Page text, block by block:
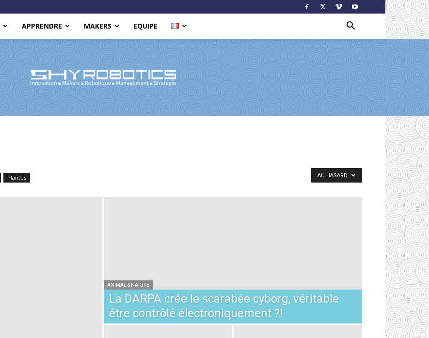
APPRENDRE MAKERS EQUIPE
Plantes AU HASARD
ANIMAL & NATURE
La DARPA crée le scarabée cyborg, véritable
être contrôlé électroniquement ?!